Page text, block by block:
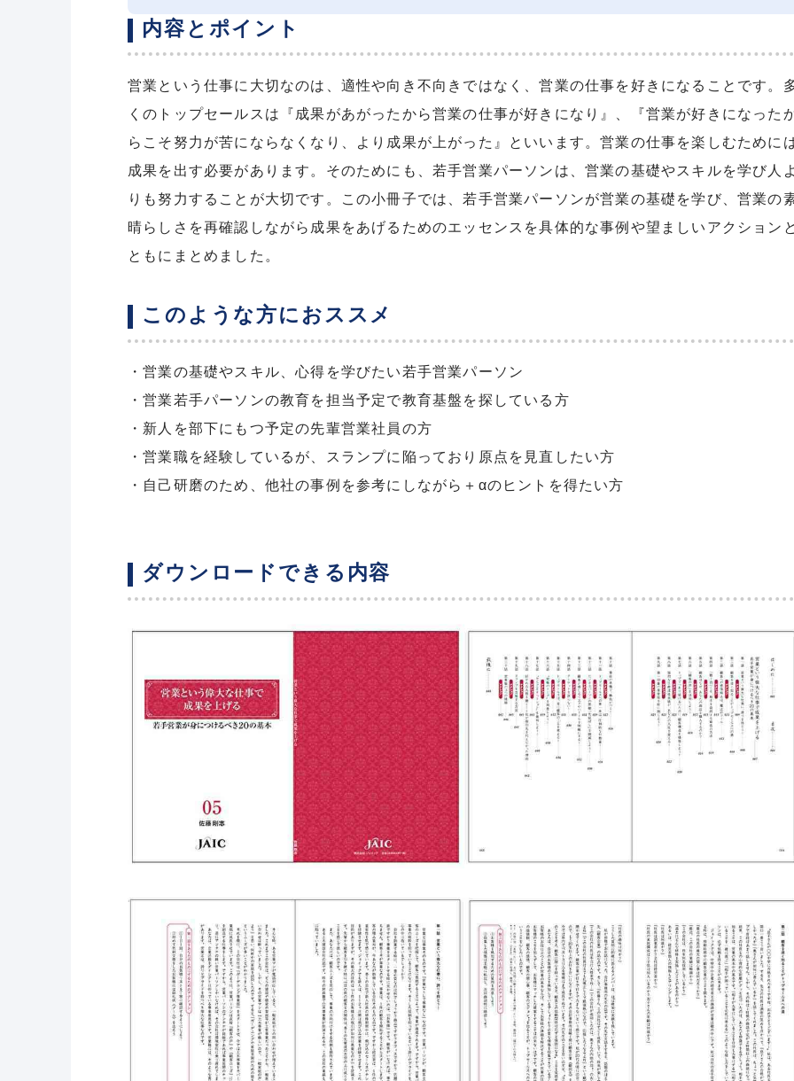
内容とポイント
営業という仕事に大切なのは、適性や向き不向きではなく、営業の仕事を好きになることです。
くのトップセールスは『成果があがったから営業の仕事が好きになり』、『営業が好きになった
らこそ努力が苦にならなくなり、より成果が上がった』といいます。営業の仕事を楽しむために
成果を出す必要があります。そのためにも、若手営業パーソンは、営業の基礎やスキルを学び人よ
りも努力することが大切です。この小冊子では、若手営業パーソンが営業の基礎を学び、営業の
晴らしさを再確認しながら成果をあげるためのエッセンスを具体的な事例や望ましいアクションと
ともにまとめました。
このような方におススメ
・営業の基礎やスキル、心得を学びたい若手営業パーソン
・営業若手パーソンの教育を担当予定で教育基盤を探している方
・新人を部下にもつ予定の先輩営業社員の方
・営業職を経験しているが、スランプに陥っており原点を見直したい方
・自己研磨のため、他社の事例を参考にしながら＋αのヒントを得たい方
ダウンロードできる内容